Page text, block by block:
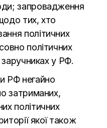
запровадження
тих, хто
політичних
політичних
заручниках у РФ.
РФ негайно
затриманих,
політичних
якої також